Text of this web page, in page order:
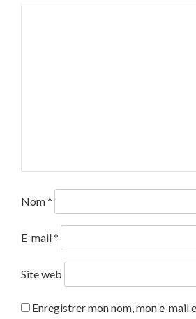
Nom*
E-mail*
Site web
Enregistrer mon nom, mon e-mail